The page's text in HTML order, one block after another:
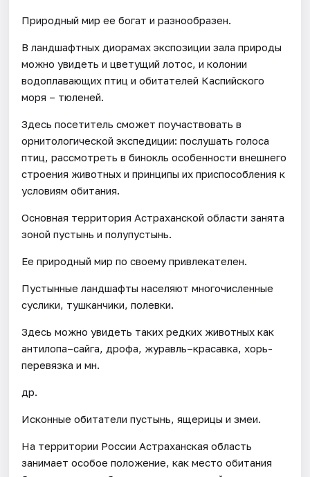
Природный мир ее богат и разнообразен.
В ландшафтных диорамах экспозиции зала природы
можно увидеть и цветущий лотос, и колонии
водоплавающих птиц и обитателей Каспийского
моря – тюленей.
Здесь посетитель сможет поучаствовать в
орнитологической экспедиции: послушать голоса
птиц, рассмотреть в бинокль особенности внешнего
строения животных и принципы их приспособления к
условиям обитания.
Основная территория Астраханской области занята
зоной пустынь и полупустынь.
Ее природный мир по своему привлекателен.
Пустынные ландшафты населяют многочисленные
суслики, тушканчики, полевки.
Здесь можно увидеть таких редких животных как
антилопа–сайга, дрофа, журавль–красавка, хорь-
перевязка и мн.
др.
Исконные обитатели пустынь, ящерицы и змеи.
На территории России Астраханская область
занимает особое положение, как место обитания